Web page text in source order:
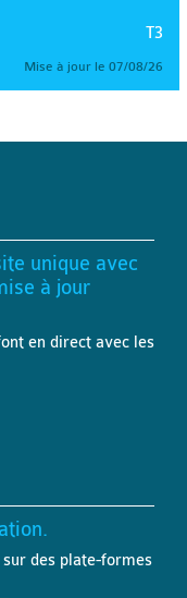
T3
Mise à jour le 07/08/26
unique avec
à jour
en direct avec les
des plate-formes